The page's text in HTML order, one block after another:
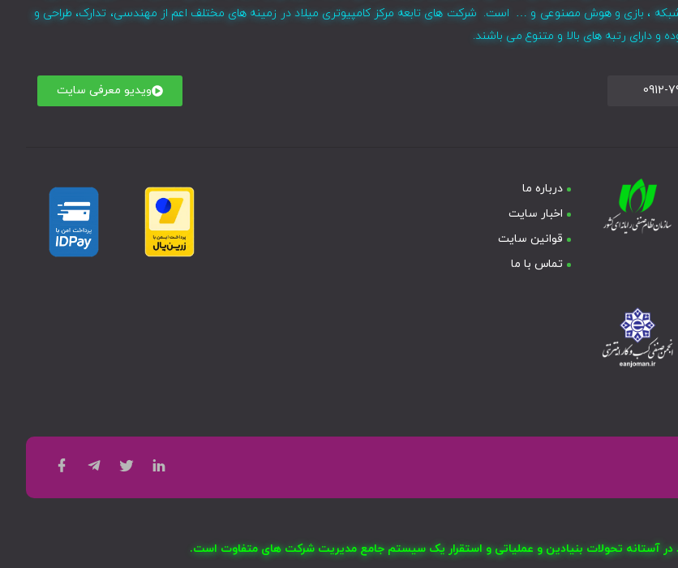
، بازی و هوش مصنوعی و … است. شرکت های تابعه مرکز کامپیوتری میلاد در زمینه های مختلف اعم از مهندسی، تدارک، طراحی و
و دارای رتبه های بالا و متنوع می باشند.
0912- ویدیو معرفی سایت
درباره ما
اخبار سایت
قوانین سایت
تماس با ما
در آستانه تحولات بنیادین و عملیاتی و استقرار یک سیستم جامع مدیریت شرکت های متفاوت است.